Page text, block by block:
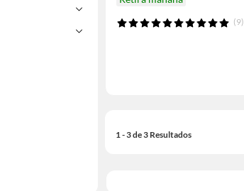
(9)
1 - 3 de 3 Resultados